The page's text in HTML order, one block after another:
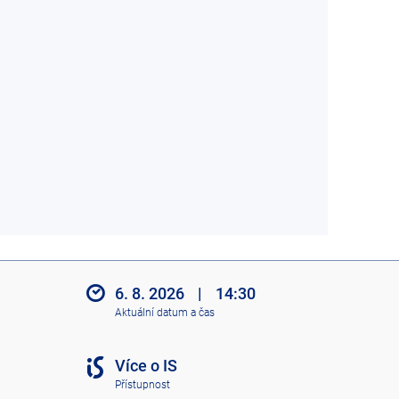
6. 8. 2026 | 14:30
Aktuální datum a čas
Více o IS
Přístupnost